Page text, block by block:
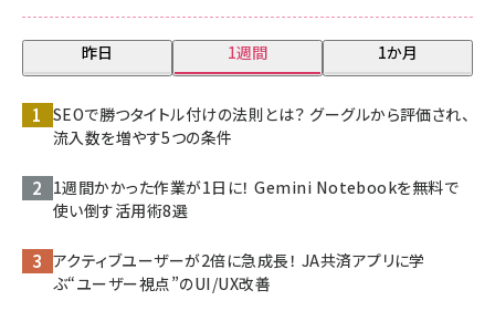
昨日 1週間 1か月
SEOで勝つタイトル付けの法則とは？ グーグルから評価され、
流入数を増やす5つの条件
1週間かかった作業が1日に！ Gemini Notebookを無料で
使い倒す活用術8選
アクティブユーザーが2倍に急成長！ JA共済アプリに学
ぶ“ユーザー視点”のUI/UX改善